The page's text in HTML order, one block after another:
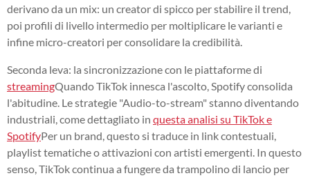
derivano da un mix: un creator di spicco per stabilire il trend,
poi profili di livello intermedio per moltiplicare le varianti e
infine micro-creatori per consolidare la credibilità.
Seconda leva: la sincronizzazione con le piattaforme di
streamingQuando TikTok innesca l'ascolto, Spotify consolida
l'abitudine. Le strategie "Audio-to-stream" stanno diventando
industriali, come dettagliato in questa analisi su TikTok e
SpotifyPer un brand, questo si traduce in link contestuali,
playlist tematiche o attivazioni con artisti emergenti. In questo
senso, TikTok continua a fungere da trampolino di lancio per